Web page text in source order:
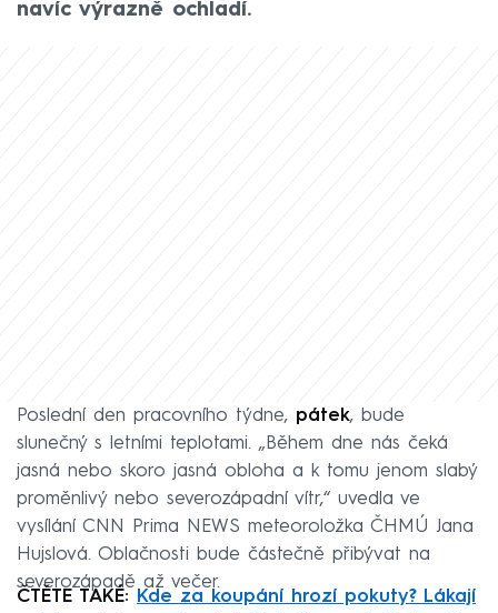
navíc výrazně ochladí.
Poslední den pracovního týdne, pátek, bude
slunečný s letními teplotami. „Během dne nás čeká
jasná nebo skoro jasná obloha a k tomu jenom slabý
proměnlivý nebo severozápadní vítr,“ uvedla ve
vysílání CNN Prima NEWS meteoroložka ČHMÚ Jana
Hujslová. Oblačnosti bude částečně přibývat na
severozápadě až večer.
ČTĚTE TAKÉ:
Kde za koupání hrozí pokuty? Lákají